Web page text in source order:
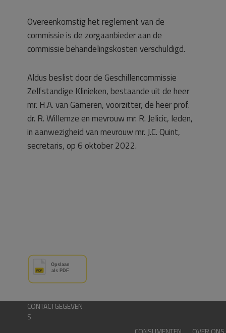
Overeenkomstig het reglement van de
commissie is de zorgaanbieder aan de
commissie behandelingskosten verschuldigd.
Aldus beslist door de Geschillencommissie
Zelfstandige Klinieken, bestaande uit de heer
mr. H.A. van Gameren, voorzitter, de heer prof.
dr. R. Willemze en mevrouw mr. R. Jelicic, leden,
in aanwezigheid van mevrouw mr. J.C. Quint,
secretaris, op 6 oktober 2022.
CONTACTGEGEVEN
S